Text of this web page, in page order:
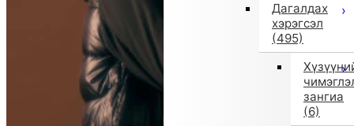
Дагалдах
хэрэгсэл
(495)
зангиа
(6)